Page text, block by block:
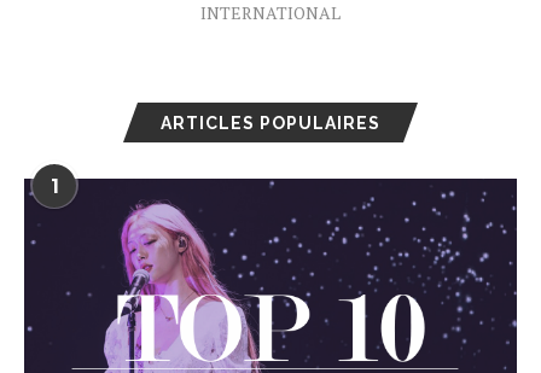
INTERNATIONAL
ARTICLES POPULAIRES
1